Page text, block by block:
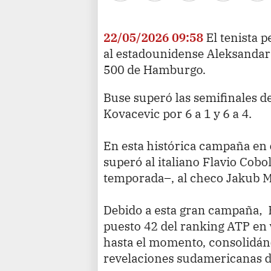
22/05/2026 09:58 El tenista
al estadounidense
500 de Hamburgo.
Buse superó las semifinales
Kovacevic por 6 a 1 y 6 a 4.
En esta histórica campaña
superó al italiano Flavio
temporada–, al checo Jakub
Debido a esta gran
puesto 42 del ranking ATP
hasta el momento,
revelaciones sudamericanas